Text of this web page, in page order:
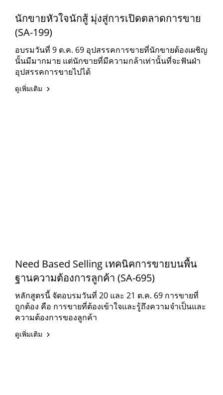
นักขายหัวใจนักสู้ มุ่งสู่การเปิดตลาดการขาย
(SA-199)
อบรมวันที่ 9 ต.ค. 69 อุปสรรคการขายที่นักขายต้องเผชิญ
นั้นมีมากมาย แต่นักขายที่มีความกล้าเท่านั้นที่จะฟันฝ่า
อุปสรรคการขายไปได้
ดูเพิ่มเติม
Need Based Selling เทคนิคการขายบนพื้น
ฐานความต้องการลูกค้า (SA-695)
หลักสูตรนี้ จัดอบรมวันที่ 20 และ 21 ต.ค. 69 การขายที่
ถูกต้อง คือ การขายที่ต้องเข้าใจและรู้ถึงความจำเป็นและ
ความต้องการของลูกค้า
ดูเพิ่มเติม